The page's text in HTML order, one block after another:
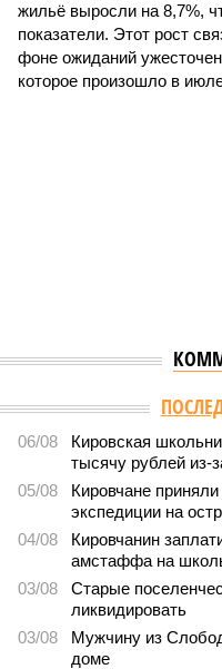
жильё выросли на 8,7%,
показатели. Этот рост
фоне ожиданий
которое произошло в
06/08
Кировская
тысячу рублей из-
05/08
Кировчане
экспедиции на
04/08
Кировчанин
амстаффа на
03/08
Старые
ликвидировать
03/08
Мужчину из
доме